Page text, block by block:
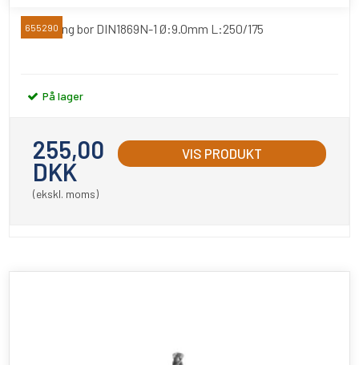
Extra lang bor DIN1869N-1 Ø:9.0mm L:250/175
655290
På lager
255,00
DKK
(ekskl. moms)
VIS PRODUKT